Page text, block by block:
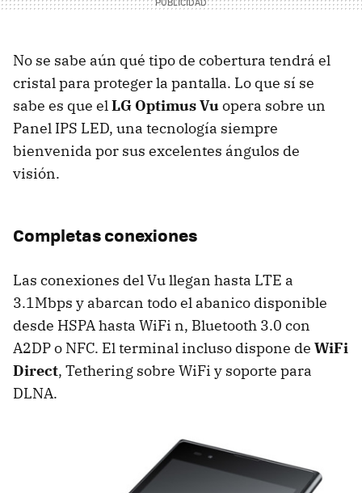
No se sabe aún qué tipo de cobertura tendrá el
cristal para proteger la pantalla. Lo que sí se
sabe es que elLG Optimus Vuopera sobre un
Panel IPS LED, una tecnología siempre
bienvenida por sus excelentes ángulos de
visión.
Completas conexiones
Las conexiones del Vu llegan hasta LTE a
3.1Mbps y abarcan todo el abanico disponible
desde HSPAhasta WiFi n, Bluetooth 3.0 con
A2DP o NFC. El terminal incluso dispone de WiFi
Direct, Tethering sobre WiFi y soporte para
DLNA.